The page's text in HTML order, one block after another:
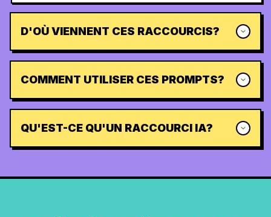
D'OÙ VIENNENT CES RACCOURCIS?
COMMENT UTILISER CES PROMPTS?
QU'EST-CE QU'UN RACCOURCI IA?